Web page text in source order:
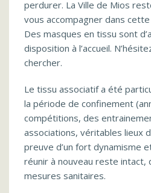
perdurer. La Ville de Mios
vous accompagner dans
Des masques en tissu sont
disposition à l’accueil.
chercher.
Le tissu associatif a été
la période de confinement
compétitions, des
associations, véritables lieux
preuve d’un fort dynamisme
réunir à nouveau reste intact,
mesures sanitaires.